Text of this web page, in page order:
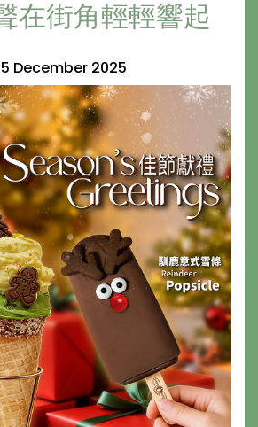
在街角輕輕響起
December 2025